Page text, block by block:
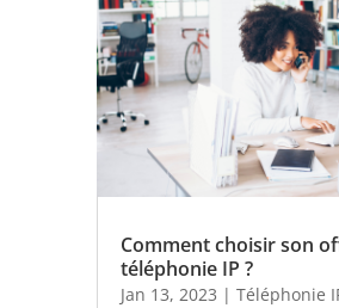
Comment choisir son
téléphonie IP ?
Jan 13, 2023 | Téléphonie